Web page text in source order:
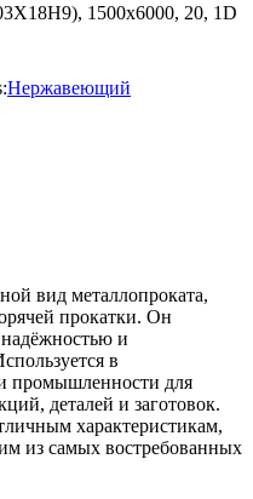
1500х6000, 20, 1D
Нержавеющий
вид металлопроката,
прокатки. Он
и
в
промышленности для
деталей и заготовок.
характеристикам,
из самых востребованных